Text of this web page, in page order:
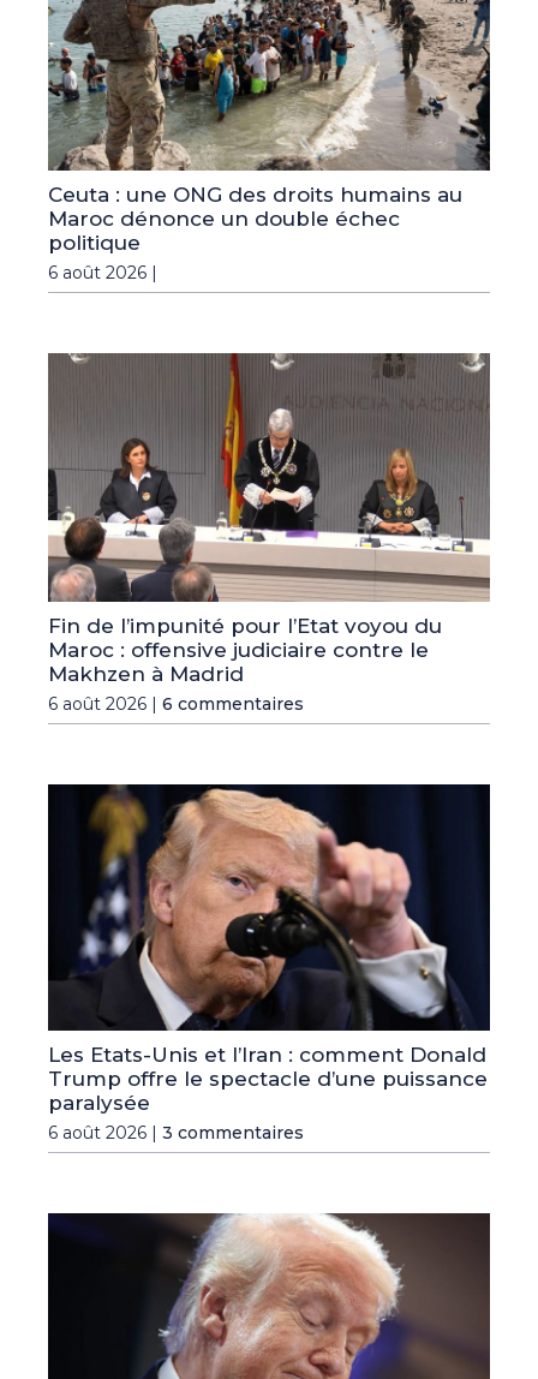
Ceuta : une ONG des droits humains au
Maroc dénonce un double échec
politique
6 août 2026 |
Fin de l’impunité pour l’Etat voyou du
Maroc : offensive judiciaire contre le
Makhzen à Madrid
6 août 2026 | 6 commentaires
Les Etats-Unis et l’Iran : comment Donald
Trump offre le spectacle d’une puissance
paralysée
6 août 2026 | 3 commentaires